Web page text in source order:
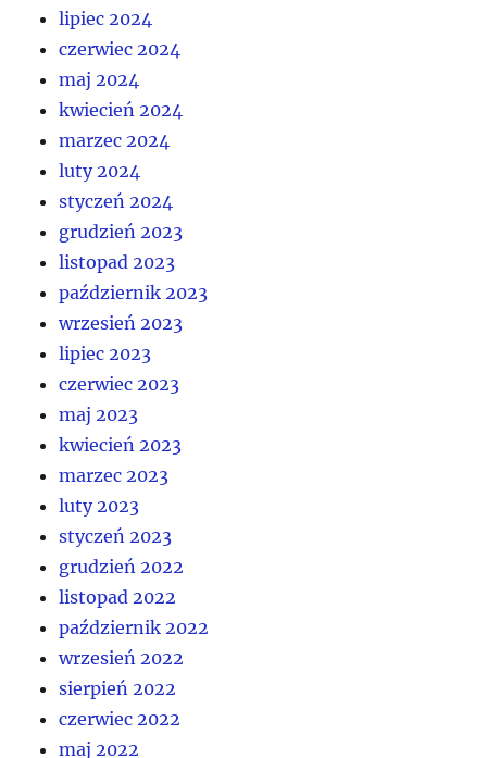
lipiec 2024
czerwiec 2024
maj 2024
kwiecień 2024
marzec 2024
luty 2024
styczeń 2024
grudzień 2023
listopad 2023
październik 2023
wrzesień 2023
lipiec 2023
czerwiec 2023
maj 2023
kwiecień 2023
marzec 2023
luty 2023
styczeń 2023
grudzień 2022
listopad 2022
październik 2022
wrzesień 2022
sierpień 2022
czerwiec 2022
maj 2022